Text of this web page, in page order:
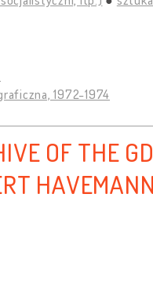
1972-1974
OF THE